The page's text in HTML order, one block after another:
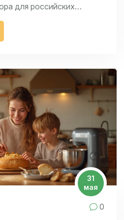
для российских
31
мая
0